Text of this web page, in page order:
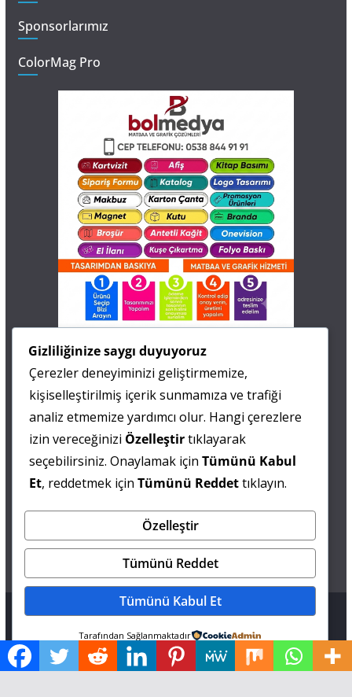
Sponsorlarımız
ColorMag Pro
0 505 677 40 87
Fatma MARMARA
0 538 844 90 90
Mesut IŞIKAY
admin@sultanmagazin.com
Tüm hakları saklıdır © 2026Sultan Magazin
Tema: ThemeGrill tarafındanColorMag. Altyapı WordPress .
Gizliliğinize saygı duyuyoruz
Çerezler deneyiminizi geliştirmemize,
kişiselleştirilmiş içerik sunmamıza ve trafiği
analiz etmemize yardımcı olur. Hangi çerezlere
izin vereceğinizi Özelleştirtıklayarak
seçebilirsiniz. Onaylamak için Tümünü Kabul
Et, reddetmek için Tümünü Reddettıklayın.
Özelleştir
Tümünü Reddet
Tümünü Kabul Et
Tarafından Sağlanmaktadır